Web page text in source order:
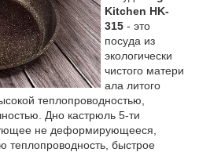
Kitchen HK-
315 - это
посуда из
экологически
чистого матери
ала литого
теплопроводностью,
Дно кастрюль 5-ти
не деформирующееся,
теплопроводность, быстрое